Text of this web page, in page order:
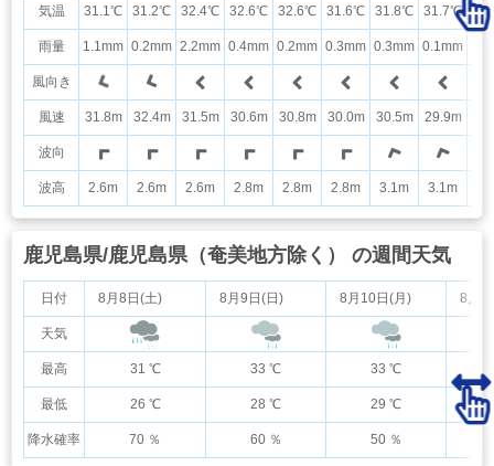
気温
雨量
風向き
風速
波向
波高
31.1℃ 31.2℃ 32.4℃ 32.6℃ 32.6℃ 31.6℃ 31.8℃ 31.7℃
1.1mm 0.2mm 2.2mm 0.4mm 0.2mm 0.3mm 0.3mm 0.1mm
31.8m 32.4m 31.5m 30.6m 30.8m 30.0m 30.5m 29.9m
2.6m 2.6m 2.6m 2.8m 2.8m 2.8m 3.1m 3.1m
鹿児島県/鹿児島県（奄美地方除く） の週間天気
日付
天気
最高
最低
降水確率
8月8日(土) 8月9日(日) 8月10日(月) 8月
31 ℃ 33 ℃ 33 ℃
26 ℃ 28 ℃ 29 ℃
70 ％ 60 ％ 50 ％